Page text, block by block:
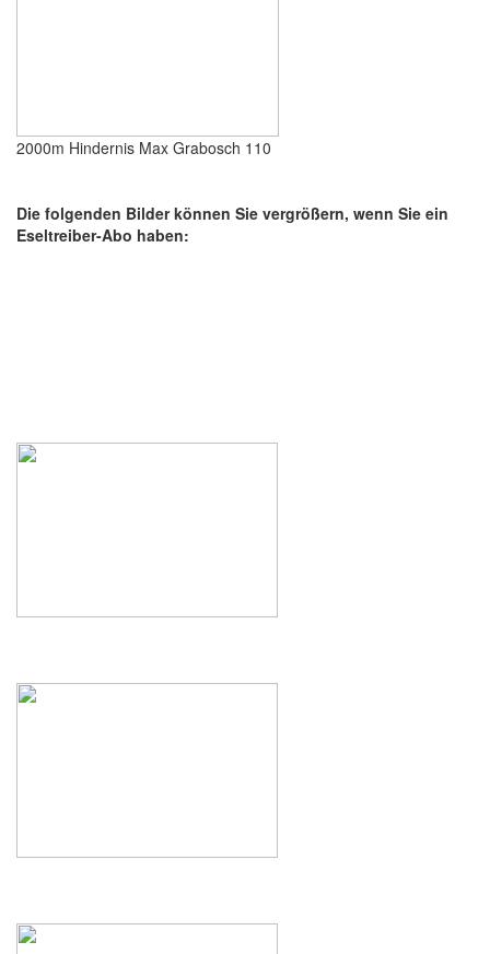
2000m Hindernis Max Grabosch 110
Die folgenden Bilder können Sie vergrößern, wenn Sie ein
Eseltreiber-Abo haben: